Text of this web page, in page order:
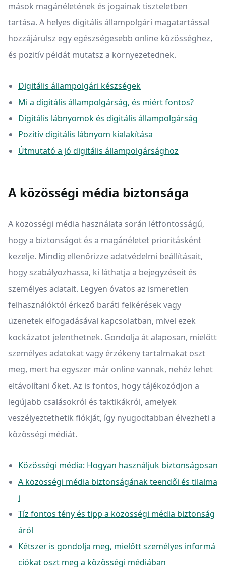
mások magánéletének és jogainak tiszteletben
tartása. A helyes digitális állampolgári magatartással
hozzájárulsz egy egészségesebb online közösséghez,
és pozitív példát mutatsz a környezetednek.
Digitális állampolgári készségek
Mi a digitális állampolgárság, és miért fontos?
Digitális lábnyomok és digitális állampolgárság
Pozitív digitális lábnyom kialakítása
Útmutató a jó digitális állampolgársághoz
A közösségi média biztonsága
A közösségi média használata során létfontosságú,
hogy a biztonságot és a magánéletet prioritásként
kezelje. Mindig ellenőrizze adatvédelmi beállításait,
hogy szabályozhassa, ki láthatja a bejegyzéseit és
személyes adatait. Legyen óvatos az ismeretlen
felhasználóktól érkező baráti felkérések vagy
üzenetek elfogadásával kapcsolatban, mivel ezek
kockázatot jelenthetnek. Gondolja át alaposan, mielőtt
személyes adatokat vagy érzékeny tartalmakat oszt
meg, mert ha egyszer már online vannak, nehéz lehet
eltávolítani őket. Az is fontos, hogy tájékozódjon a
legújabb csalásokról és taktikákról, amelyek
veszélyeztethetik fiókját, így nyugodtabban élvezheti a
közösségi médiát.
Közösségi média: Hogyan használjuk biztonságosan
A közösségi média biztonságának teendői és tilalma
i
Tíz fontos tény és tipp a közösségi média biztonság
áról
Kétszer is gondolja meg, mielőtt személyes informá
ciókat oszt meg a közösségi médiában